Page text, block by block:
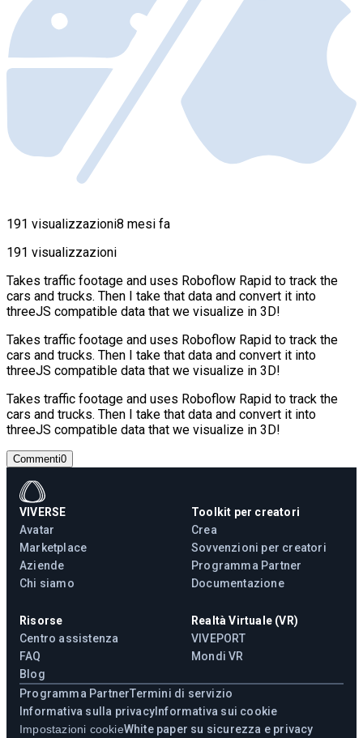
191 visualizzazioni8 mesi fa
191 visualizzazioni
Takes traffic footage and uses Roboflow Rapid to track the
cars and trucks. Then I take that data and convert it into
threeJS compatible data that we visualize in 3D!
Takes traffic footage and uses Roboflow Rapid to track the
cars and trucks. Then I take that data and convert it into
threeJS compatible data that we visualize in 3D!
Takes traffic footage and uses Roboflow Rapid to track the
cars and trucks. Then I take that data and convert it into
threeJS compatible data that we visualize in 3D!
Commenti0
VIVERSE
Avatar
Marketplace
Aziende
Chi siamo
Toolkit per creatori
Crea
Sovvenzioni per creatori
Programma Partner
Documentazione
Risorse
Centro assistenza
FAQ
Blog
Realtà Virtuale (VR)
VIVEPORT
Mondi VR
Programma PartnerTermini di servizio
Informativa sulla privacy Informativa sui cookie
Impostazioni cookieWhite paper su sicurezza e privacy